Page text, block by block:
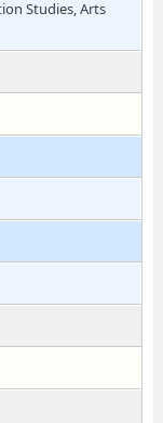
Studies, Arts